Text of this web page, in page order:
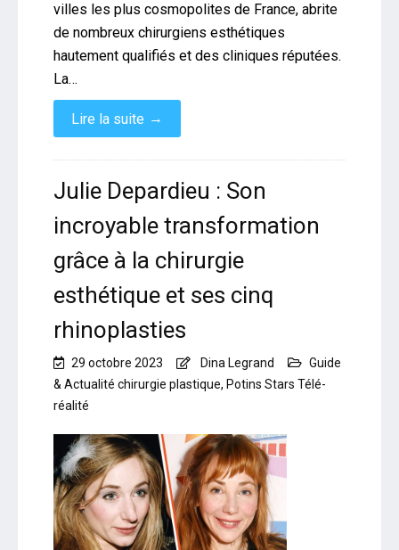
villes les plus cosmopolites de France, abrite
de nombreux chirurgiens esthétiques
hautement qualifiés et des cliniques réputées.
La…
Lire la suite →
Julie Depardieu : Son
incroyable transformation
grâce à la chirurgie
esthétique et ses cinq
rhinoplasties
29 octobre 2023 Dina Legrand
Guide
& Actualité chirurgie plastique, Potins Stars Télé-
réalité